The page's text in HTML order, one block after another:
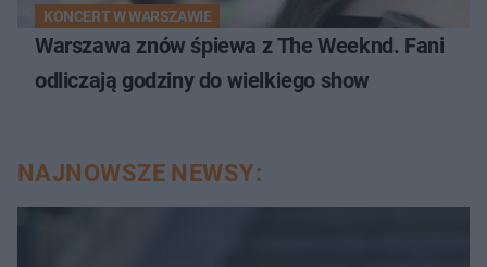
KONCERT W WARSZAWIE
Warszawa znów śpiewa z The Weeknd. Fani
odliczają godziny do wielkiego show
NAJNOWSZE NEWSY: